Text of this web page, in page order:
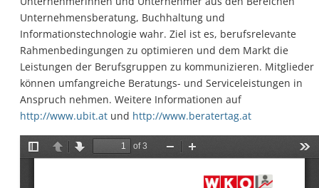
Unternehmensberatung, Buchhaltung und
Informationstechnologie wahr. Ziel ist es, berufsrelevante
Rahmenbedingungen zu optimieren und dem Markt die
Leistungen der Berufsgruppen zu kommunizieren. Mitglieder
können umfangreiche Beratungs- und Serviceleistungen in
Anspruch nehmen. Weitere Informationen auf
http://www.ubit.at und http://www.beratertag.at